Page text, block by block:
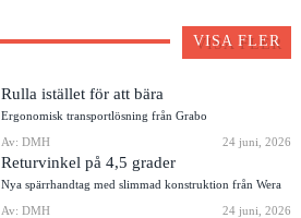
VISA FLER
Rulla istället för att bära
Ergonomisk transportlösning från Grabo
Av: DMH
24 juni, 2026
Returvinkel på 4,5 grader
Nya spärrhandtag med slimmad konstruktion från Wera
Av: DMH
24 juni, 2026